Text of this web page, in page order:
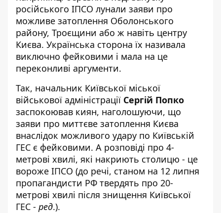
російського ІПСО лунали заяви про
можливе затоплення Оболонського
району, Троєщини або ж навіть центру
Києва. Українська сторона їх називала
виключно фейковими і мала на це
переконливі аргументи.
Так, начальник Київської міської
військової адміністрації Сергій Попко
заспокоював киян, наголошуючи, що
заяви про миттєве затоплення Києва
внаслідок можливого удару по Київській
ГЕС є фейковими. А розповіді про 4-
метрові хвилі, які накриють столицю - це
вороже ІПСО (до речі, станом на 12 липня
пропагандисти РФ твердять про 20-
метрові хвилі після знищення Київської
ГЕС - ред.).